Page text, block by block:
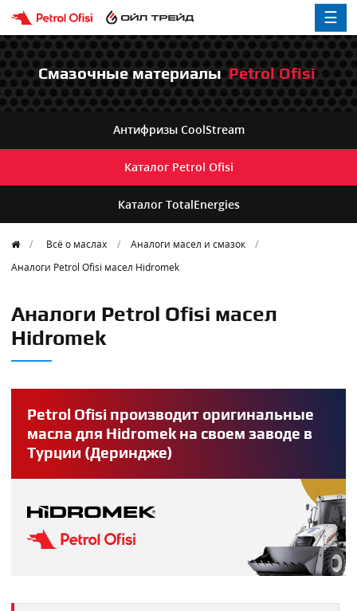
☰
Смазочные материалыPetrol Ofisi
Антифризы CoolStream
Каталог Petrol Ofisi
Каталог TotalEnergies
Всё о маслах
Aналоги масел и смазок
Аналоги Petrol Ofisi масел Hidromek
Аналоги Petrol Ofisi масел
Hidromek
Petrol Ofisi производит оригинальные
масла для Hidromek на своем заводе в
Турции (Дериндже)